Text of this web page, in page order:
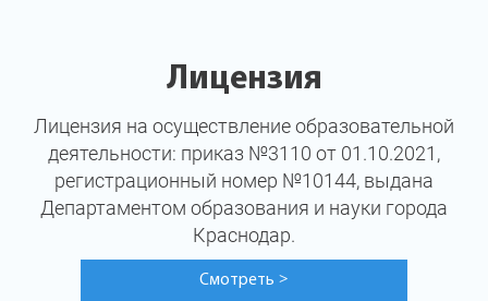
Лицензия
Лицензия на осуществление образовательной
деятельности: приказ №3110 от 01.10.2021,
регистрационный номер №10144, выдана
Департаментом образования и науки города
Краснодар.
Смотреть >